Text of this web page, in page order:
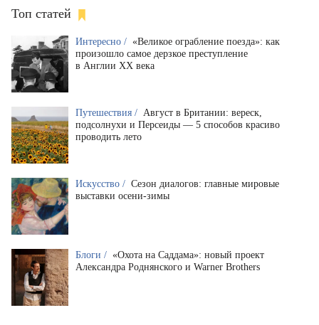
Топ статей
Интересно / «Великое ограбление поезда»: как
произошло самое дерзкое преступление
в Англии XX века
Путешествия / Август в Британии: вереск,
подсолнухи и Персеиды — 5 способов красиво
проводить лето
Искусство / Сезон диалогов: главные мировые
выставки осени-зимы
Блоги / «Охота на Саддама»: новый проект
Александра Роднянского и Warner Brothers